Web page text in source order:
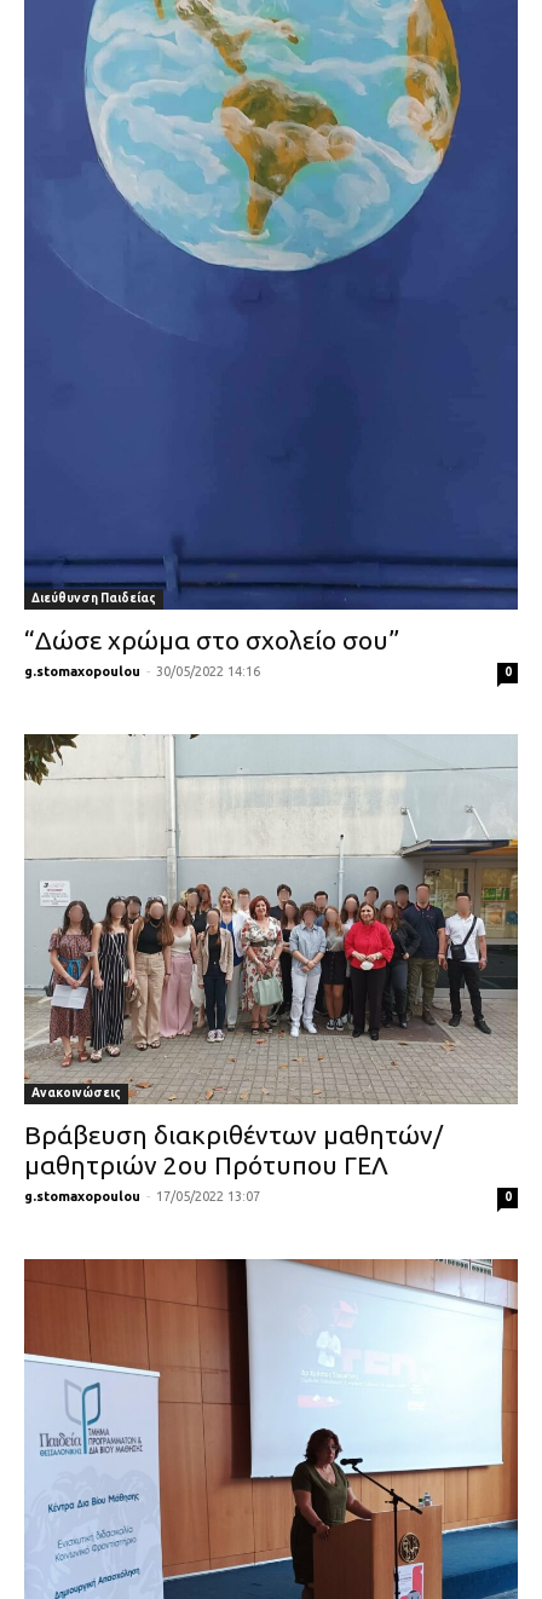
Διεύθυνση Παιδείας
“Δώσε χρώμα στο σχολείο σου”
g.stomaxopoulou - 30/05/2022 14:16 0
Ανακοινώσεις
Βράβευση διακριθέντων μαθητών/
μαθητριών 2ου Πρότυπου ΓΕΛ
g.stomaxopoulou - 17/05/2022 13:07 0